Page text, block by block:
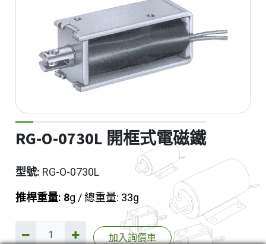
RG-O-0730L 開框式電磁鐵
型號: RG-O-0730L
推桿重量: 8g / 總重量: 33g
加入詢價車